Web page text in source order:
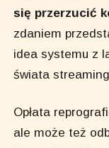
się przerzucić
zdaniem
idea systemu z
świata
Opłata
ale może też